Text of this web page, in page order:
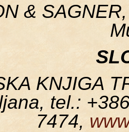
&
KNJIGA
tel.:
7474,